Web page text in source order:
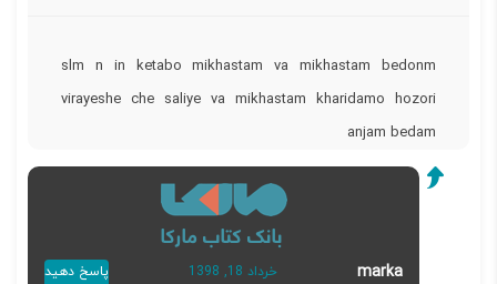
slm n in ketabo mikhastam va mikhastam bedonm
virayeshe che saliye va mikhastam kharidamo hozori
anjam bedam
marka خرداد 18, 1398 پاسخ دهید